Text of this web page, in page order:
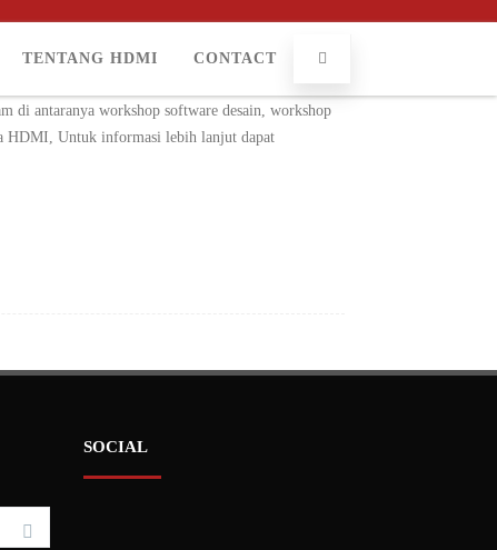
TENTANG HDMI
CONTACT
di antaranya workshop software desain, workshop
HDMI, Untuk informasi lebih lanjut dapat
SOCIAL